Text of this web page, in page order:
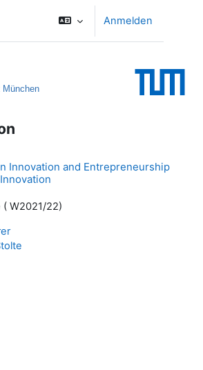
Anmelden
München
Innovation and Entrepreneurship
( W2021/22)